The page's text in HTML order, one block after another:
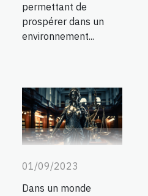
permettant de
prospérer dans un
environnement...
01/09/2023
Dans un monde